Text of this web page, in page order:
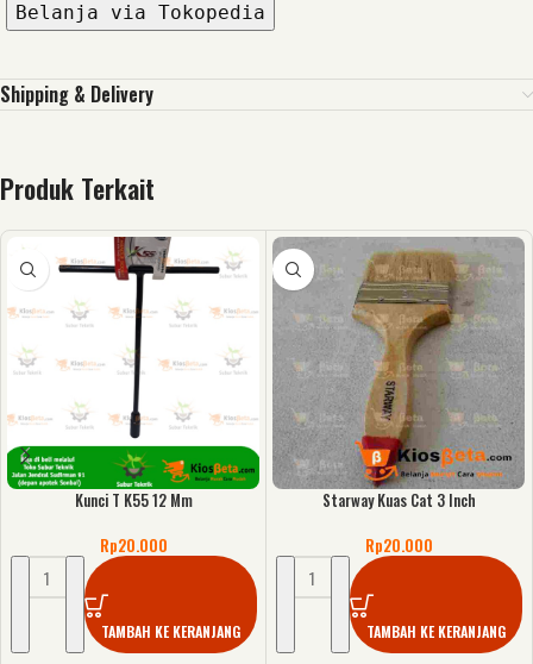
Belanja via Tokopedia
Shipping & Delivery
Produk Terkait
Kunci T K55 12 Mm
Rp20.000
TAMBAH KE KERANJANG
Starway Kuas Cat 3 Inch
Rp20.000
TAMBAH KE KERANJANG